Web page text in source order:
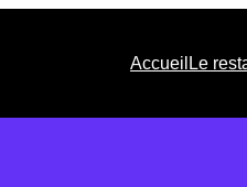
Accueil Le